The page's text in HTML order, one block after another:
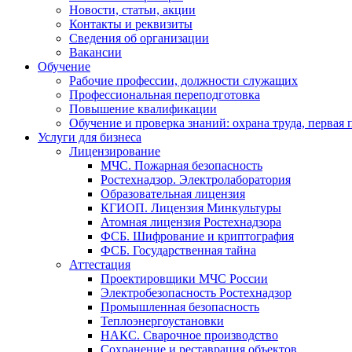
Новости, статьи, акции
Контакты и реквизиты
Сведения об организации
Вакансии
Обучение
Рабочие профессии, должности служащих
Профессиональная переподготовка
Повышение квалификации
Обучение и проверка знаний: охрана труда,
Услуги для бизнеса
Лицензирование
МЧС. Пожарная безопасность
Ростехнадзор. Электролаборатория
Образовательная лицензия
КГИОП. Лицензия Минкультуры
Атомная лицензия Ростехнадзора
ФСБ. Шифрование и криптография
ФСБ. Государственная тайна
Аттестация
Проектировщики МЧС России
Электробезопасность Ростехнадзор
Промышленная безопасность
Теплоэнергоустановки
НАКС. Сварочное производство
Сохранение и реставрация объектов